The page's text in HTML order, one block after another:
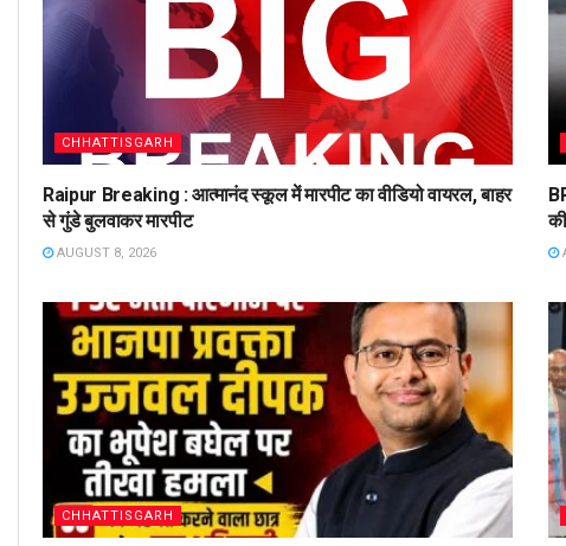
CHHATTISGARH
Raipur Breaking : आत्मानंद स्कूल में मारपीट का वीडियो वायरल, बाहर
से गुंडे बुलवाकर मारपीट
AUGUST 8, 2026
CHHATTISGARH